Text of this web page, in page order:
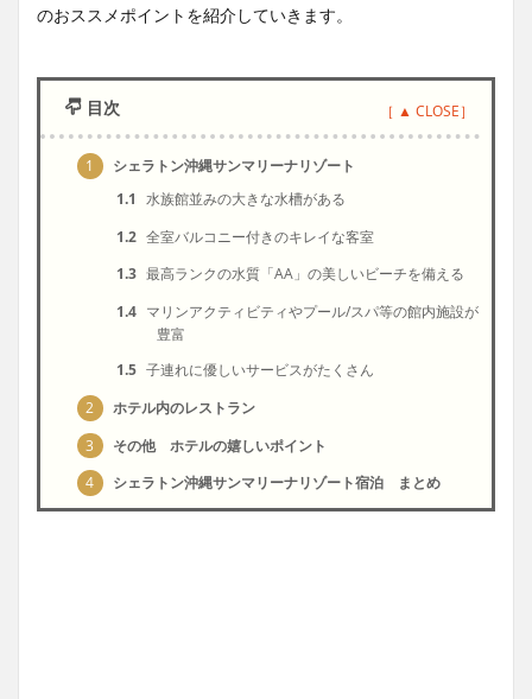
のおススメポイントを紹介していきます。
目次
1
シェラトン沖縄サンマリーナリゾート
1.1 水族館並みの大きな水槽がある
1.2 全室バルコニー付きのキレイな客室
1.3 最高ランクの水質「AA」の美しいビーチを備える
1.4 マリンアクティビティやプール/スパ等の館内施設が
豊富
1.5 子連れに優しいサービスがたくさん
2
ホテル内のレストラン
3
その他 ホテルの嬉しいポイント
4
シェラトン沖縄サンマリーナリゾート宿泊 まとめ